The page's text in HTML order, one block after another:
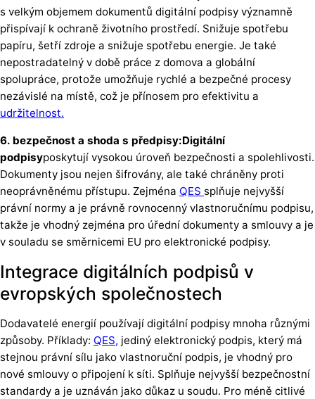
s velkým objemem dokumentů digitální podpisy významně
přispívají k ochraně životního prostředí. Snižuje spotřebu
papíru, šetří zdroje a snižuje spotřebu energie. Je také
nepostradatelný v době práce z domova a globální
spolupráce, protože umožňuje rychlé a bezpečné procesy
nezávislé na místě, což je přínosem pro efektivitu a
udržitelnost.
6. bezpečnost a shoda s předpisy:Digitální
podpisyposkytují vysokou úroveň bezpečnosti a spolehlivosti.
Dokumenty jsou nejen šifrovány, ale také chráněny proti
neoprávněnému přístupu. Zejména QES splňuje nejvyšší
právní normy a je právně rovnocenný vlastnoručnímu podpisu,
takže je vhodný zejména pro úřední dokumenty a smlouvy a je
v souladu se směrnicemi EU pro elektronické podpisy.
Integrace digitálních podpisů v
evropských společnostech
Dodavatelé energií používají digitální podpisy mnoha různými
způsoby. Příklady: QES, jediný elektronický podpis, který má
stejnou právní sílu jako vlastnoruční podpis, je vhodný pro
nové smlouvy o připojení k síti. Splňuje nejvyšší bezpečnostní
standardy a je uznáván jako důkaz u soudu. Pro méně citlivé